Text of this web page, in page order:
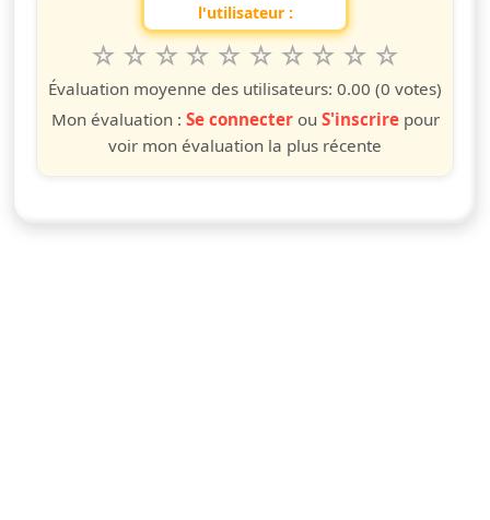
l'utilisateur :
questo spettacolo da 1 a 10 étoiles
10
étoiles
9
étoiles
8
étoiles
7
étoiles
6
étoiles
5
étoiles
4
étoiles
3
étoiles
2
étoiles
étoile
Évaluation moyenne des utilisateurs: 0.00 (0 votes)
Mon évaluation : Se connecterou S'inscrirepour
voir mon évaluation la plus récente